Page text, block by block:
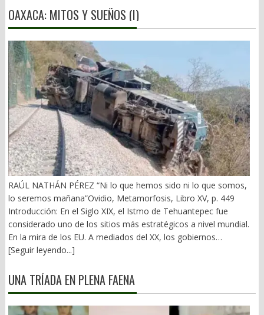
OAXACA: MITOS Y SUEÑOS (I)
RAÚL NATHÁN PÉREZ “Ni lo que hemos sido ni lo que somos,
lo seremos mañana”Ovidio, Metamorfosis, Libro XV, p. 449
Introducción: En el Siglo XIX, el Istmo de Tehuantepec fue
considerado uno de los sitios más estratégicos a nivel mundial.
En la mira de los EU. A mediados del XX, los gobiernos
emanados del PRI iniciaron una serie de proyectos, todos
Transístmico, Proyecto Alfa-Omega, Plan Puebla-Panamá y
otros. En 2018, la 4T volvió a la carga, considerándolo uno de
[Seguir leyendo...]
UNA TRÍADA EN PLENA FAENA